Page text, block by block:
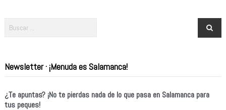
Newsletter · ¡Menuda es Salamanca!
¿Te apuntas? ¡No te pierdas nada de lo que pasa en Salamanca para
tus peques!